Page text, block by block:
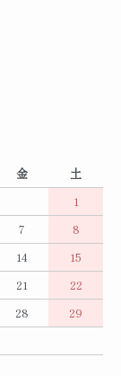
金
土
1
7
8
14
15
21
22
28
29